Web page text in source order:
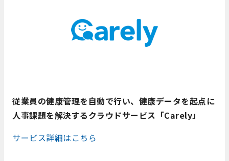
従業員の健康管理を自動で行い、健康データを起点に
人事課題を解決するクラウドサービス「Carely」
サービス詳細はこちら